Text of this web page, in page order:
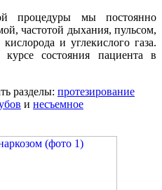
процедуры мы постоянно
частотой дыхания, пульсом,
и углекислого газа.
состояния пациента в
разделы: протезирование
и несъемное